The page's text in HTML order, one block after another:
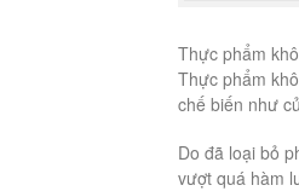
Thực phẩm
Thực phẩm
chế biến như
Do đã loại bỏ
vượt quá hàm